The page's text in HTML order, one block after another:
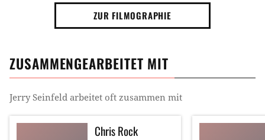
ZUR FILMOGRAPHIE
ZUSAMMENGEARBEITET MIT
Jerry Seinfeld arbeitet oft zusammen mit
Chris Rock